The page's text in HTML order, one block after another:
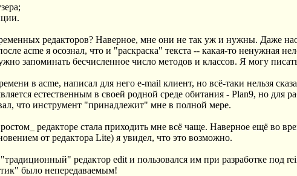
редакторов? Наверное, мне они не так уж и нужны. Даже
acme я осознал, что и "раскраска" текста -- какая-то ненужная
запоминать бесчисленное число методов и классов. Я могу
в acme, написал для него e-mail клиент, но всё-таки нельзя
естественным в своей родной среде обитания - Plan9, но для
что инструмент "принадлежит" мне в полной мере.
редакторе стала приходить мне всё чаще. Наверное ещё во
от редактора Lite) я увидел, что это возможно.
редактор edit и пользовался им при разработке под
было непередаваемым!